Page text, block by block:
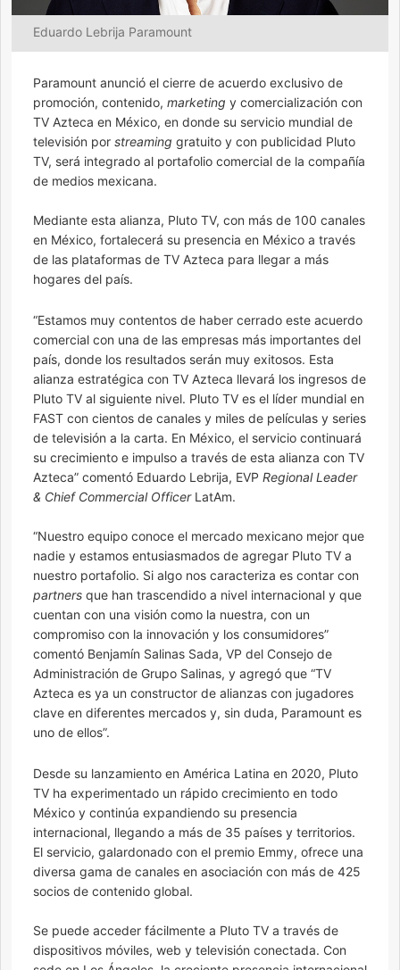
Eduardo Lebrija Paramount
Paramount anunció el cierre de acuerdo exclusivo de
promoción, contenido, marketing y comercialización con
TV Azteca en México, en donde su servicio mundial de
televisión por streaming gratuito y con publicidad Pluto
TV, será integrado al portafolio comercial de la compañía
de medios mexicana.
Mediante esta alianza, Pluto TV, con más de 100 canales
en México, fortalecerá su presencia en México a través
de las plataformas de TV Azteca para llegar a más
hogares del país.
“Estamos muy contentos de haber cerrado este acuerdo
comercial con una de las empresas más importantes del
país, donde los resultados serán muy exitosos. Esta
alianza estratégica con TV Azteca llevará los ingresos de
Pluto TV al siguiente nivel. Pluto TV es el líder mundial en
FAST con cientos de canales y miles de películas y series
de televisión a la carta. En México, el servicio continuará
su crecimiento e impulso a través de esta alianza con TV
Azteca” comentó Eduardo Lebrija, EVP Regional Leader
& Chief Commercial OfficerLatAm.
“Nuestro equipo conoce el mercado mexicano mejor que
nadie y estamos entusiasmados de agregar Pluto TV a
nuestro portafolio. Si algo nos caracteriza es contar con
partners que han trascendido a nivel internacional y que
cuentan con una visión como la nuestra, con un
compromiso con la innovación y los consumidores”
comentó Benjamín Salinas Sada, VP del Consejo de
Administración de Grupo Salinas, y agregó que “TV
Azteca es ya un constructor de alianzas con jugadores
clave en diferentes mercados y, sin duda, Paramount es
uno de ellos”.
Desde su lanzamiento en América Latina en 2020, Pluto
TV ha experimentado un rápido crecimiento en todo
México y continúa expandiendo su presencia
internacional, llegando a más de 35 países y territorios.
El servicio, galardonado con el premio Emmy, ofrece una
diversa gama de canales en asociación con más de 425
socios de contenido global.
Se puede acceder fácilmente a Pluto TV a través de
dispositivos móviles, web y televisión conectada. Con